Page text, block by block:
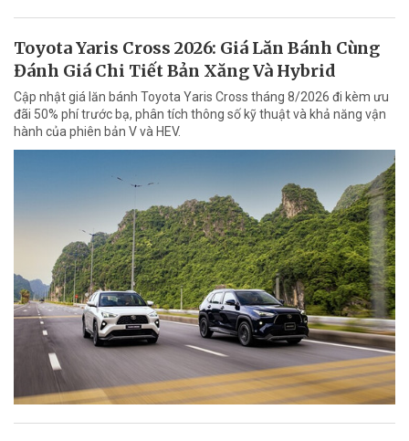
Toyota Yaris Cross 2026: Giá Lăn Bánh Cùng
Đánh Giá Chi Tiết Bản Xăng Và Hybrid
Cập nhật giá lăn bánh Toyota Yaris Cross tháng 8/2026 đi kèm ưu
đãi 50% phí trước bạ, phân tích thông số kỹ thuật và khả năng vận
hành của phiên bản V và HEV.